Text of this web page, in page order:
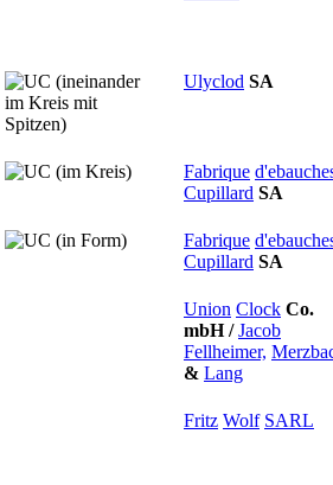
Ulyclod SA
Fabrique
Cupillard SA
Fabrique
Cupillard SA
Union Clock Co.
mbH/Jacob
Fellheimer,
& Lang
Fritz Wolf SARL